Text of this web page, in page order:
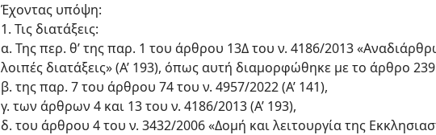
Έχοντας υπόψη:
1. Τις διατάξεις:
α. Της περ. θ’ της παρ. 1 του άρθρου 13Δ του ν. 4186/2013
λοιπές διατάξεις» (Α’ 193), όπως αυτή διαμορφώθηκε με το άρθρο 239
β. της παρ. 7 του άρθρου 74 του ν. 4957/2022 (Α’ 141),
γ. των άρθρων 4 και 13 του ν. 4186/2013 (Α’ 193),
δ. του άρθρου 4 του ν. 3432/2006 «Δομή και λειτουργία της